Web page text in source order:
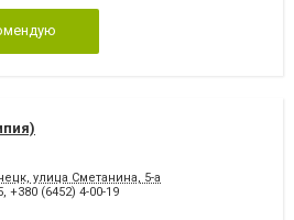
улица Сметанина, 5-а
, +380 (6452) 4-00-19